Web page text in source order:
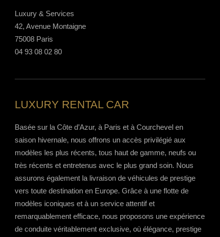
Luxury & Services
42, Avenue Montaigne
75008 Paris
04 93 08 02 80
LUXURY RENTAL CAR
Basée sur la Côte d’Azur, à Paris et à Courchevel en
saison hivernale, nous offrons un accès privilégié aux
modèles les plus récents, tous haut de gamme, neufs ou
très récents et entretenus avec le plus grand soin. Nous
assurons également la livraison de véhicules de prestige
vers toute destination en Europe. Grâce à une flotte de
modèles iconiques et à un service attentif et
remarquablement efficace, nous proposons une expérience
de conduite véritablement exclusive, où élégance, prestige